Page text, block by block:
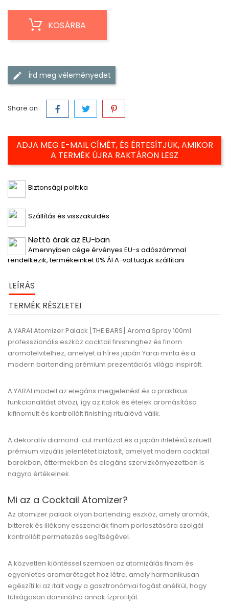
KOSÁRBA
Írd meg véleményedet
Share on :
ADJA MEG E-MAIL CÍMÉT, ÉS ÉRTESÍTJÜK, AMIKOR
A TERMÉK ÚJRA RAKTÁRON LESZ
Biztonsági politika
Szállítás és visszaküldés
Nettó árak az EU-ban
Amennyiben cége érvényes EU-s adószámmal
rendelkezik, termékeinket 0% ÁFA-val tudjuk szállítani
LEÍRÁS
TERMÉK RÉSZLETEI
A YARAI Atomizer Palack [THE BARS] Aroma Spray 100ml
professzionális eszköz cocktail finishinghez és finom
aromafelvitelhez, amelyet a híres japán Yarai minta és a
modern bartending prémium prezentációs világa inspirált.
A YARAI modell az elegáns megjelenést és a praktikus
funkcionalitást ötvözi, így az italok és ételek aromásítása
kifinomult és kontrollált finishing rituálévá válik.
A dekoratív diamond-cut mintázat és a japán ihletésű sziluett
prémium vizuális jelenlétet biztosít, amelyet modern cocktail
barokban, éttermekben és elegáns szervizkörnyezetben is
nagyra értékelnek.
Mi az a Cocktail Atomizer?
Az atomizer palack olyan bartending eszköz, amely aromák,
bitterek és illékony esszenciák finom porlasztására szolgál
kontrollált permetezés segítségével.
A közvetlen kiöntéssel szemben az atomizálás finom és
egyenletes aromaréteget hoz létre, amely harmonikusan
egészíti ki az italt vagy a gasztronómiai fogást anélkül, hogy
túlságosan dominálná annak ízprofilját.